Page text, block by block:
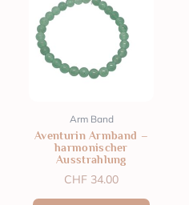
Arm Band
Aventurin Armband –
harmonischer
Ausstrahlung
CHF 34.00